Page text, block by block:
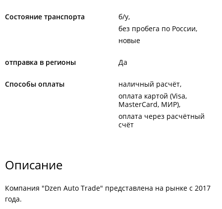
Состояние транспорта
б/у
без пробега по России
новые
отправка в регионы Да
Способы оплаты
наличный расчёт
оплата картой (Visa,
MasterCard, МИР)
оплата через расчётный
счёт
Описание
Компания "Dzen Auto Trade" представлена на рынке с 2017
года.